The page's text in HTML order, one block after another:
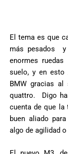
El tema es que
más pesados y
enormes
suelo, y en esto
BMW gracias
quattro. Digo
cuenta de que
buen aliado
algo de agilidad